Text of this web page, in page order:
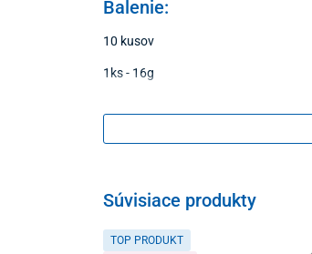
Balenie:
10 kusov
1ks - 16g
Súvisiace produkty
TOP PRODUKT